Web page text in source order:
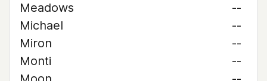
Meadows
--
Michael
--
Miron
--
Monti
--